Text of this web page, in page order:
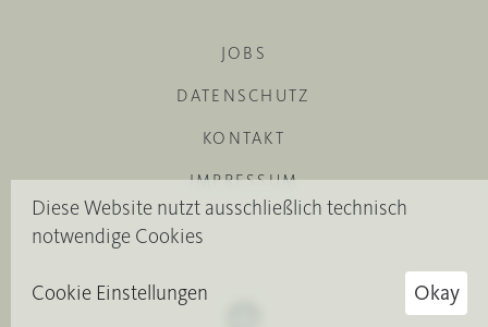
JOBS
DATENSCHUTZ
KONTAKT
IMPRESSUM
Diese Website nutzt ausschließlich technisch
notwendige Cookies
Cookie Einstellungen Okay